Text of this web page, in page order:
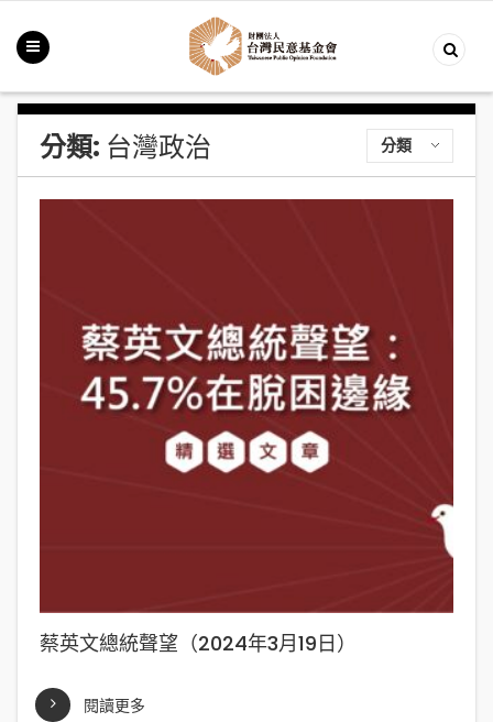
分類: 台灣政治 分類
蔡英文總統聲望（2024年3月19日）
閱讀更多